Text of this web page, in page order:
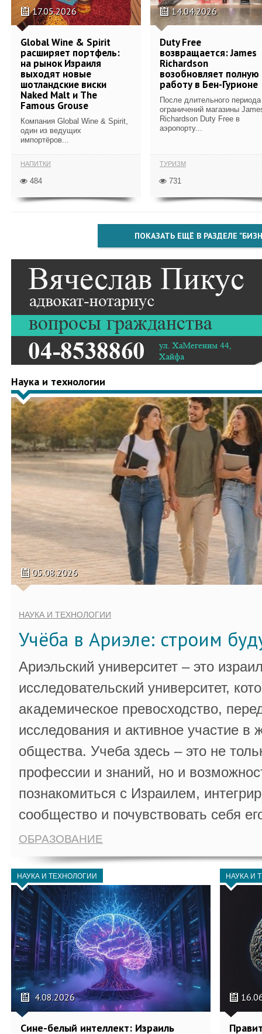
17.05.2026
Global Wine & Spirit
расширяет портфель:
на рынок Израиля
выходят новые
шотландские виски
Naked Malt и The
Famous Grouse
Компания Global Wine & Spirit,
один из ведущих
импортёров...
НАПИТКИ
484
14.04.2026
Duty Free
возвращается: James
Richardson
возобновляет полную
работу в Бен-Гурионе
После длительного периода
ограничений магазины
Richardson Duty Free в
аэропорту...
ТУРИЗМ
731
ПОКАЗАТЬ ЕЩЁ В РАЗДЕЛЕ
Наука и технологии
05.08.2026
НАУКА И ТЕХНОЛОГИИ
Учёба в Ариэле: строим
Ариэльский университет – это
исследовательский университет,
академическое превосходство,
исследования и активное участие в
общества. Учеба здесь – это не
профессии и знаний, но и
познакомиться с Израилем,
сообщество и почувствовать себя
ОБРАЗОВАНИЕ
НАУКА И ТЕХНОЛОГИИ
4.08.2026
Сине-белый интеллект: Израиль
НАУКА И